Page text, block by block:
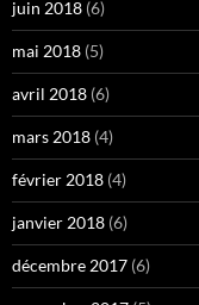
juin 2018 (6)
mai 2018 (5)
avril 2018 (6)
mars 2018 (4)
février 2018 (4)
janvier 2018 (6)
décembre 2017 (6)